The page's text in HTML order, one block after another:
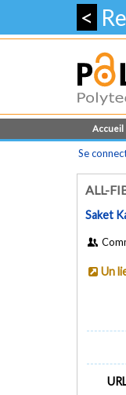
<
Accueil
Se
ALL-
Saket
Un